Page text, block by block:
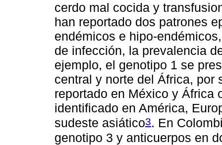
cerdo mal cocida y
han reportado dos patrones
endémicos e hipo-
de infección, la prevalencia
ejemplo, el genotipo 1 se
central y norte del África, por
reportado en México y África
identificado en América,
sudeste asiático3. En
genotipo 3 y anticuerpos en